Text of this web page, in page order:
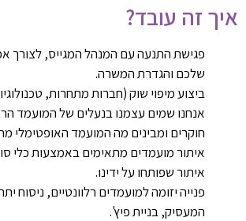
איך זה עובד?
פגישת התנעה עם המנהל המגייס, לצורך
שלכם והגדרת המשרה.
ביצוע מיפוי שוק (חברות מתחרות,
אנחנו שמים עצמנו בנעלים של המועמד
חוקרים ומבינים מה המועמד האופטימלי
איתור מועמדים מתאימים באמצעות כלי
איתור שפותחו על ידינו.
פנייה יזומה למועמדים רלוונטיים, ניסוח
המעסיק, בניית פיץ'.